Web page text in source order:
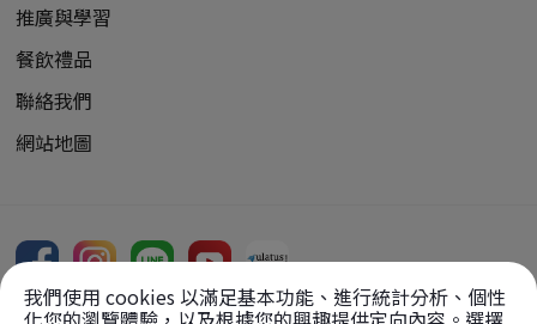
推廣與學習
餐飲禮品
聯絡我們
網站地圖
我們使用 cookies 以滿足基本功能、進行統計分析、個性